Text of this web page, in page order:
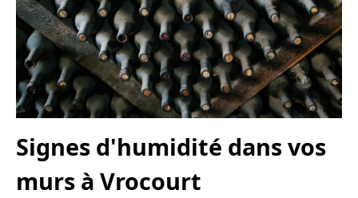
Signes d'humidité dans vos
murs à Vrocourt